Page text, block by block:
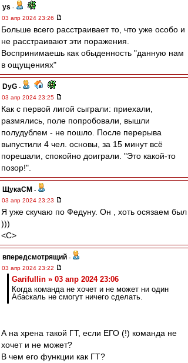
ys -
03 апр 2024 23:26
Больше всего расстраивает то, что уже особо и
не расстраивают эти поражения.
Воспринимаешь как обыденность "данную нам
в ощущениях"
DyG -
03 апр 2024 23:25
Как с первой лигой сыграли: приехали,
размялись, поле попробовали, вышли
полудублем - не пошло. После перерыва
выпустили 4 чел. основы, за 15 минут всё
порешали, спокойно доиграли. "Это какой-то
позор!".
ЩукаСМ -
03 апр 2024 23:23
Я уже скучаю по Федуну. Он , хоть осязаем был
)))
<C>
впередсмотрящий -
03 апр 2024 23:22
Garifullin » 03 апр 2024 23:06
Когда команда не хочет и не может ни один
Абаскаль не смогут ничего сделать.
А на хрена такой ГТ, если ЕГО (!) команда не
хочет и не может?
В чем его функции как ГТ?